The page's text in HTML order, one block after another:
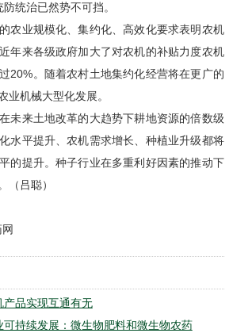
统治已然势不可挡。
业规模化、集约化、高效化要求表明农机
年来各级政府加大了对农机的补贴力度农机
20%。随着农村土地集约化经营将在更广的
业机械大型化发展。
来土地改革的大趋势下耕地资源的倍数级
水平提升、农机需求增长、种植业升级都将
的提升。种子行业在多重利好因素的推动下
（吕聪）
产品实现互通有无
可持续发展：微生物肥料和微生物农药